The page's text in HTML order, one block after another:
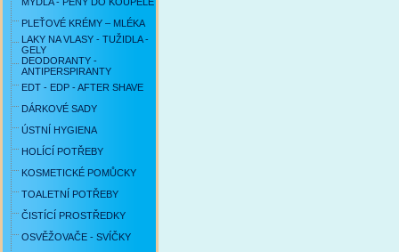
PLEŤOVÉ KRÉMY – MLÉKA
LAKY NA VLASY - TUŽIDLA -
GELY
DEODORANTY -
ANTIPERSPIRANTY
EDT - EDP - AFTER SHAVE
DÁRKOVÉ SADY
ÚSTNÍ HYGIENA
HOLÍCÍ POTŘEBY
KOSMETICKÉ POMŮCKY
TOALETNÍ POTŘEBY
ČISTÍCÍ PROSTŘEDKY
OSVĚŽOVAČE - SVÍČKY